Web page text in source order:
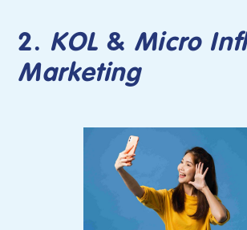
2. KOL & Micro
Marketing